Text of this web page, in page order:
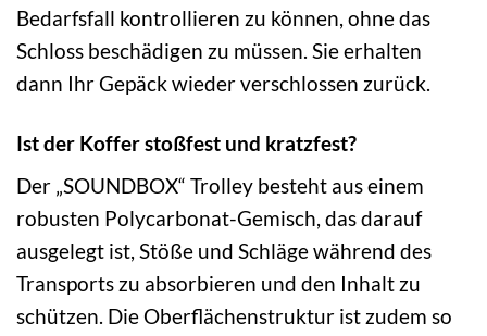
Bedarfsfall kontrollieren zu können, ohne das
Schloss beschädigen zu müssen. Sie erhalten
dann Ihr Gepäck wieder verschlossen zurück.
Ist der Koffer stoßfest und kratzfest?
Der „SOUNDBOX“ Trolley besteht aus einem
robusten Polycarbonat-Gemisch, das darauf
ausgelegt ist, Stöße und Schläge während des
Transports zu absorbieren und den Inhalt zu
schützen. Die Oberflächenstruktur ist zudem so